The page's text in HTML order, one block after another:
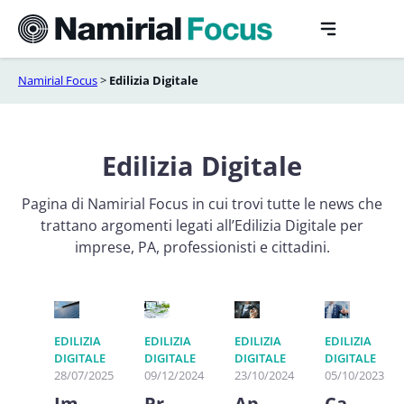
contenuto
Namirial Focus> Edilizia Digitale
Edilizia Digitale
Pagina di Namirial Focus in cui trovi tutte le news che
trattano argomenti legati all’Edilizia Digitale per
imprese, PA, professionisti e cittadini.
EDILIZIA
DIGITALE
28/07/2025
EDILIZIA
DIGITALE
09/12/2024
EDILIZIA
DIGITALE
23/10/2024
EDILIZIA
DIGITALE
05/10/2023